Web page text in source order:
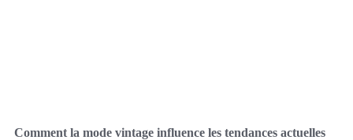
Comment la mode vintage influence les tendances actuelles